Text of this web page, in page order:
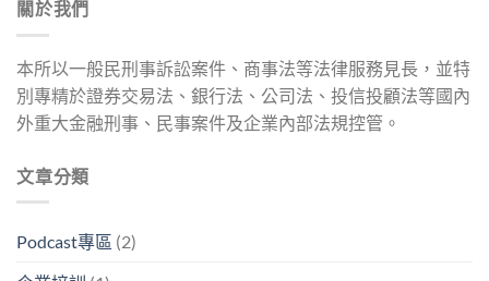
關於我們
本所以一般民刑事訴訟案件、商事法等法律服務見長，並特
別專精於證券交易法、銀行法、公司法、投信投顧法等國內
外重大金融刑事、民事案件及企業內部法規控管。
文章分類
Podcast專區 (2)